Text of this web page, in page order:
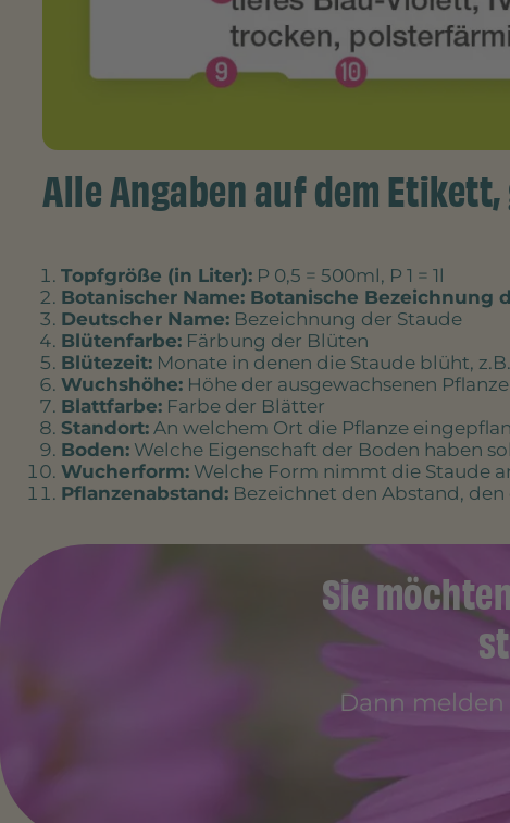
Alle Angaben auf dem
Topfgröße (in Liter): P 0,5 = 500ml, P 1 = 1l
Botanischer Name: Botanische Bezeichnung
Deutscher Name: Bezeichnung der Staude
Blütenfarbe: Färbung der Blüten
Blütezeit: Monate in denen die Staude blüht,
Wuchshöhe: Höhe der ausgewachsenen
Blattfarbe: Farbe der Blätter
Standort: An welchem Ort die Pflanze
Boden: Welche Eigenschaft der Boden haben
Wucherform: Welche Form nimmt die Staude
Pflanzenabstand: Bezeichnet den Abstand,
Sie
Dann melden